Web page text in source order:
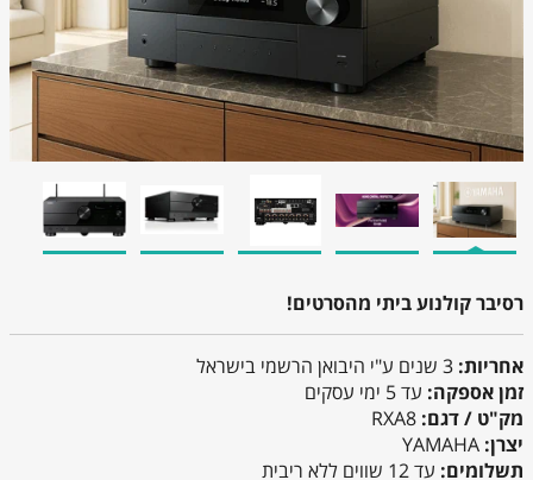
רסיבר קולנוע ביתי מהסרטים!
אחריות: 3 שנים ע"י היבואן הרשמי בישראל
זמן אספקה: עד 5 ימי עסקים
מק"ט / דגם: RXA8
יצרן: YAMAHA
תשלומים: עד 12 שווים ללא ריבית